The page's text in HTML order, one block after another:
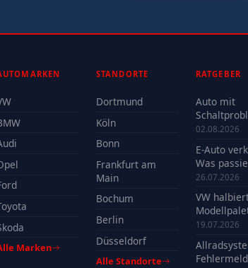
Marken
STANDORTE
Dortmund
Köln
Bonn
Frankfurt am
Main
Bochum
Berlin
Düsseldorf
Alle Standorte
RATGEBER
Auto mit
verkaufen -
Verkauf?
02.08.2026
E-Auto
Was
der
26.07.2026
VW
Welche
19.07.2026